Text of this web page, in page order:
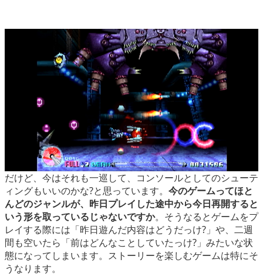
だけど、今はそれも一巡して、コンソールとしてのシューテ
ィングもいいのかな?と思っています。 今のゲームってほと
んどのジャンルが、昨日プレイした途中から今日再開すると
いう形を取っているじゃないですか。そうなるとゲームをプ
レイする際には「昨日遊んだ内容はどうだっけ?」や、二週
間も空いたら「前はどんなことしていたっけ?」みたいな状
態になってしまいます。ストーリーを楽しむゲームは特にそ
うなります。